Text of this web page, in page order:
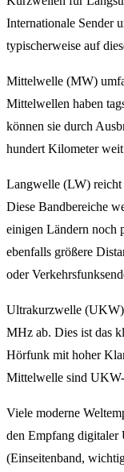
Internationale Sender
typischerweise auf
Mittelwelle (MW)
Mittelwellen haben
können sie durch
hundert Kilometer
Langwelle (LW) reicht
Diese Bandbereiche
einigen Ländern noch
ebenfalls größere
oder
Ultrakurzwelle (UKW)
MHz ab. Dies ist das
Hörfunk mit hoher
Mittelwelle sind UKW-
Viele moderne
den Empfang
(Einseitenband,